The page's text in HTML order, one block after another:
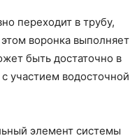
переходит в трубу,
этом воронка выполняет
быть достаточно в
участием водосточной
элемент системы